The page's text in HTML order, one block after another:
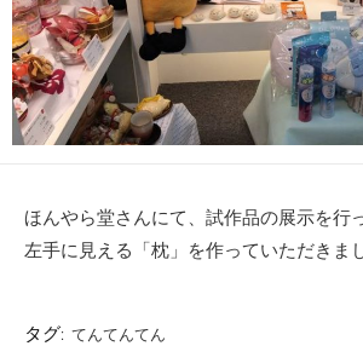
ほんやら堂さんにて、試作品の展示を行
左手に見える「枕」を作っていただきまし
タグ: てんてんてん